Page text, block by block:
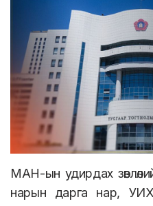
МАН-ын удирдах
нарын дарга нар,